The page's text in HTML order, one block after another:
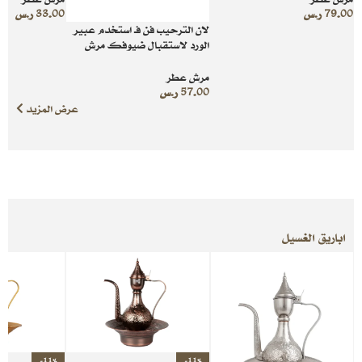
79.00ر.س
لان الترحيب فن فـ استخدم عبير
الورد لاستقبال ضيوفك مرش
مرش عطر
57.00 ر.س
33.00ر.س
عرض المزيد
اباريق الغسيل